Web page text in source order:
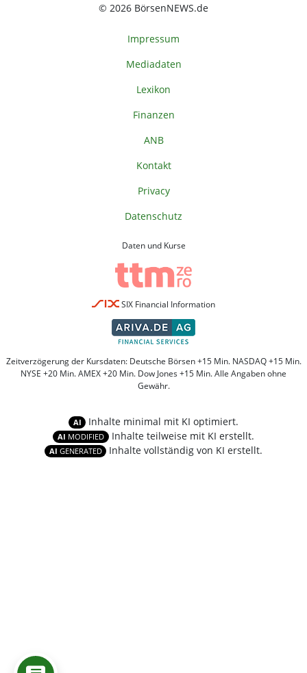
© 2026 BörsenNEWS.de
Impressum
Mediadaten
Lexikon
Finanzen
ANB
Kontakt
Privacy
Datenschutz
Daten und Kurse
SIX Financial Information
Zeitverzögerung der Kursdaten: Deutsche Börsen +15 Min. NASDAQ +15 Min.
NYSE +20 Min. AMEX +20 Min. Dow Jones +15 Min. Alle Angaben ohne
Gewähr.
AI Inhalte minimal mit KI optimiert.
AI MODIFIED Inhalte teilweise mit KI erstellt.
AI GENERATED Inhalte vollständig von KI erstellt.